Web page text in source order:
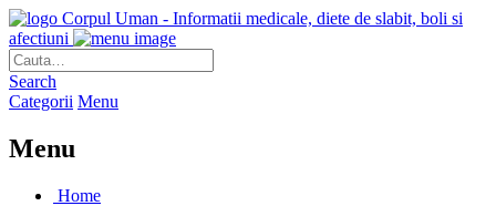
Corpul Uman - Informatii medicale, diete de slabit, boli si
afectiuni
Search
Categorii Menu
Menu
Home